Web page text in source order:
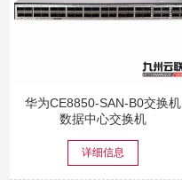
华为CE8850-SAN-B0交换机
数据中心交换机
详细信息